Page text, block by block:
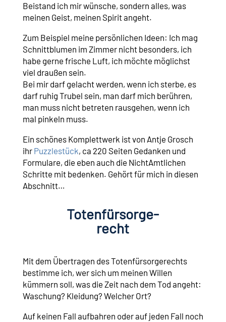
Beistand ich mir wünsche, sondern alles, was
meinen Geist, meinen Spirit angeht.
Zum Beispiel meine persönlichen Ideen: Ich mag
Schnittblumen im Zimmer nicht besonders, ich
habe gerne frische Luft, ich möchte möglichst
viel draußen sein.
Bei mir darf gelacht werden, wenn ich sterbe, es
darf ruhig Trubel sein, man darf mich berühren,
man muss nicht betreten rausgehen, wenn ich
mal pinkeln muss.
Ein schönes Komplettwerk ist von Antje Grosch
ihr Puzzlestück, ca 220 Seiten Gedanken und
Formulare, die eben auch die NichtAmtlichen
Schritte mit bedenken. Gehört für mich in diesen
Abschnitt…
Totenfürsorge-
recht
Mit dem Übertragen des Totenfürsorgerechts
bestimme ich, wer sich um meinen Willen
kümmern soll, was die Zeit nach dem Tod angeht:
Waschung? Kleidung? Welcher Ort?
Auf keinen Fall aufbahren oder auf jeden Fall noch